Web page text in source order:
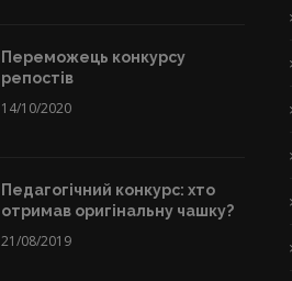
Переможець конкурсу
репостів
14/10/2020
Педагогічний конкурс: хто
отримав оригінальну чашку?
21/08/2019